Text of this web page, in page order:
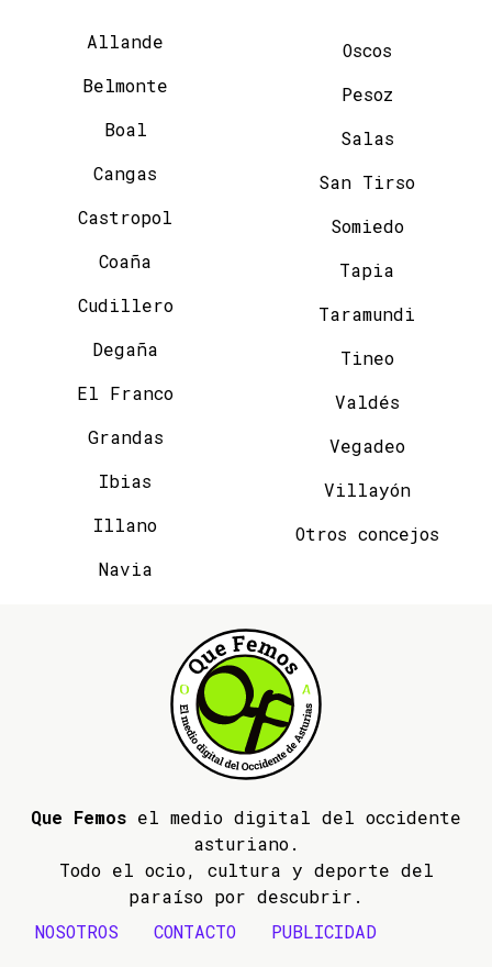
Allande
Belmonte
Boal
Cangas
Castropol
Coaña
Cudillero
Degaña
El Franco
Grandas
Ibias
Illano
Navia
Oscos
Pesoz
Salas
San Tirso
Somiedo
Tapia
Taramundi
Tineo
Valdés
Vegadeo
Villayón
Otros concejos
Que Femos el medio digital del occidente
asturiano.
Todo el ocio, cultura y deporte del
paraíso por descubrir.
NOSOTROS
CONTACTO PUBLICIDAD